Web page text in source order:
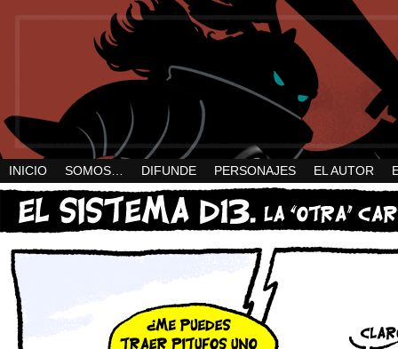
INICIO SOMOS… DIFUNDE PERSONAJES EL AUTOR